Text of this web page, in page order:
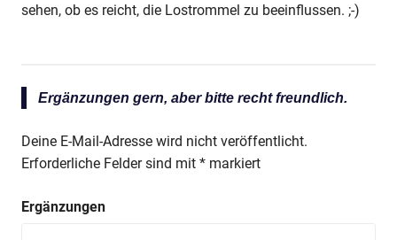
sehen, ob es reicht, die Lostrommel zu beeinflussen. ;-)
Ergänzungen gern, aber bitte recht freundlich.
Deine E-Mail-Adresse wird nicht veröffentlicht.
Erforderliche Felder sind mit * markiert
Ergänzungen